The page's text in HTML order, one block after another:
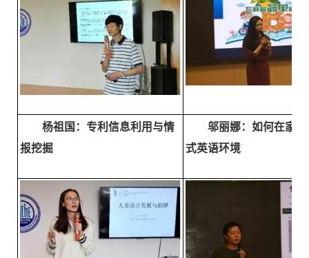
杨祖国：专利信息利用与情
报挖掘
邬丽娜：如何在家
式英语环境